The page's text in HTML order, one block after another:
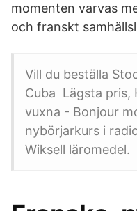
momenten varvas
och franskt
Vill du beställa
Cuba Lägsta pris,
vuxna - Bonjour
nybörjarkurs i
Wiksell läromedel.